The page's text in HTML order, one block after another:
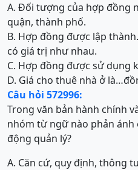
A. Đối tượng của hợp đồng
quận, thành phố.
B. Hợp đồng được lập
có giá trị như nhau.
C. Hợp đồng được sử dụng
D. Giá cho thuê nhà ở
Câu hỏi 572996:
Trong văn bản hành chính
nhóm từ ngữ nào phản ánh
động quản lý?
A. Căn cứ, quy định, thông